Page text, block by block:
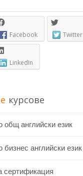
Facebook Twitter
LinkedIn
курсове
общ английски език
бизнес английски език
сертификация